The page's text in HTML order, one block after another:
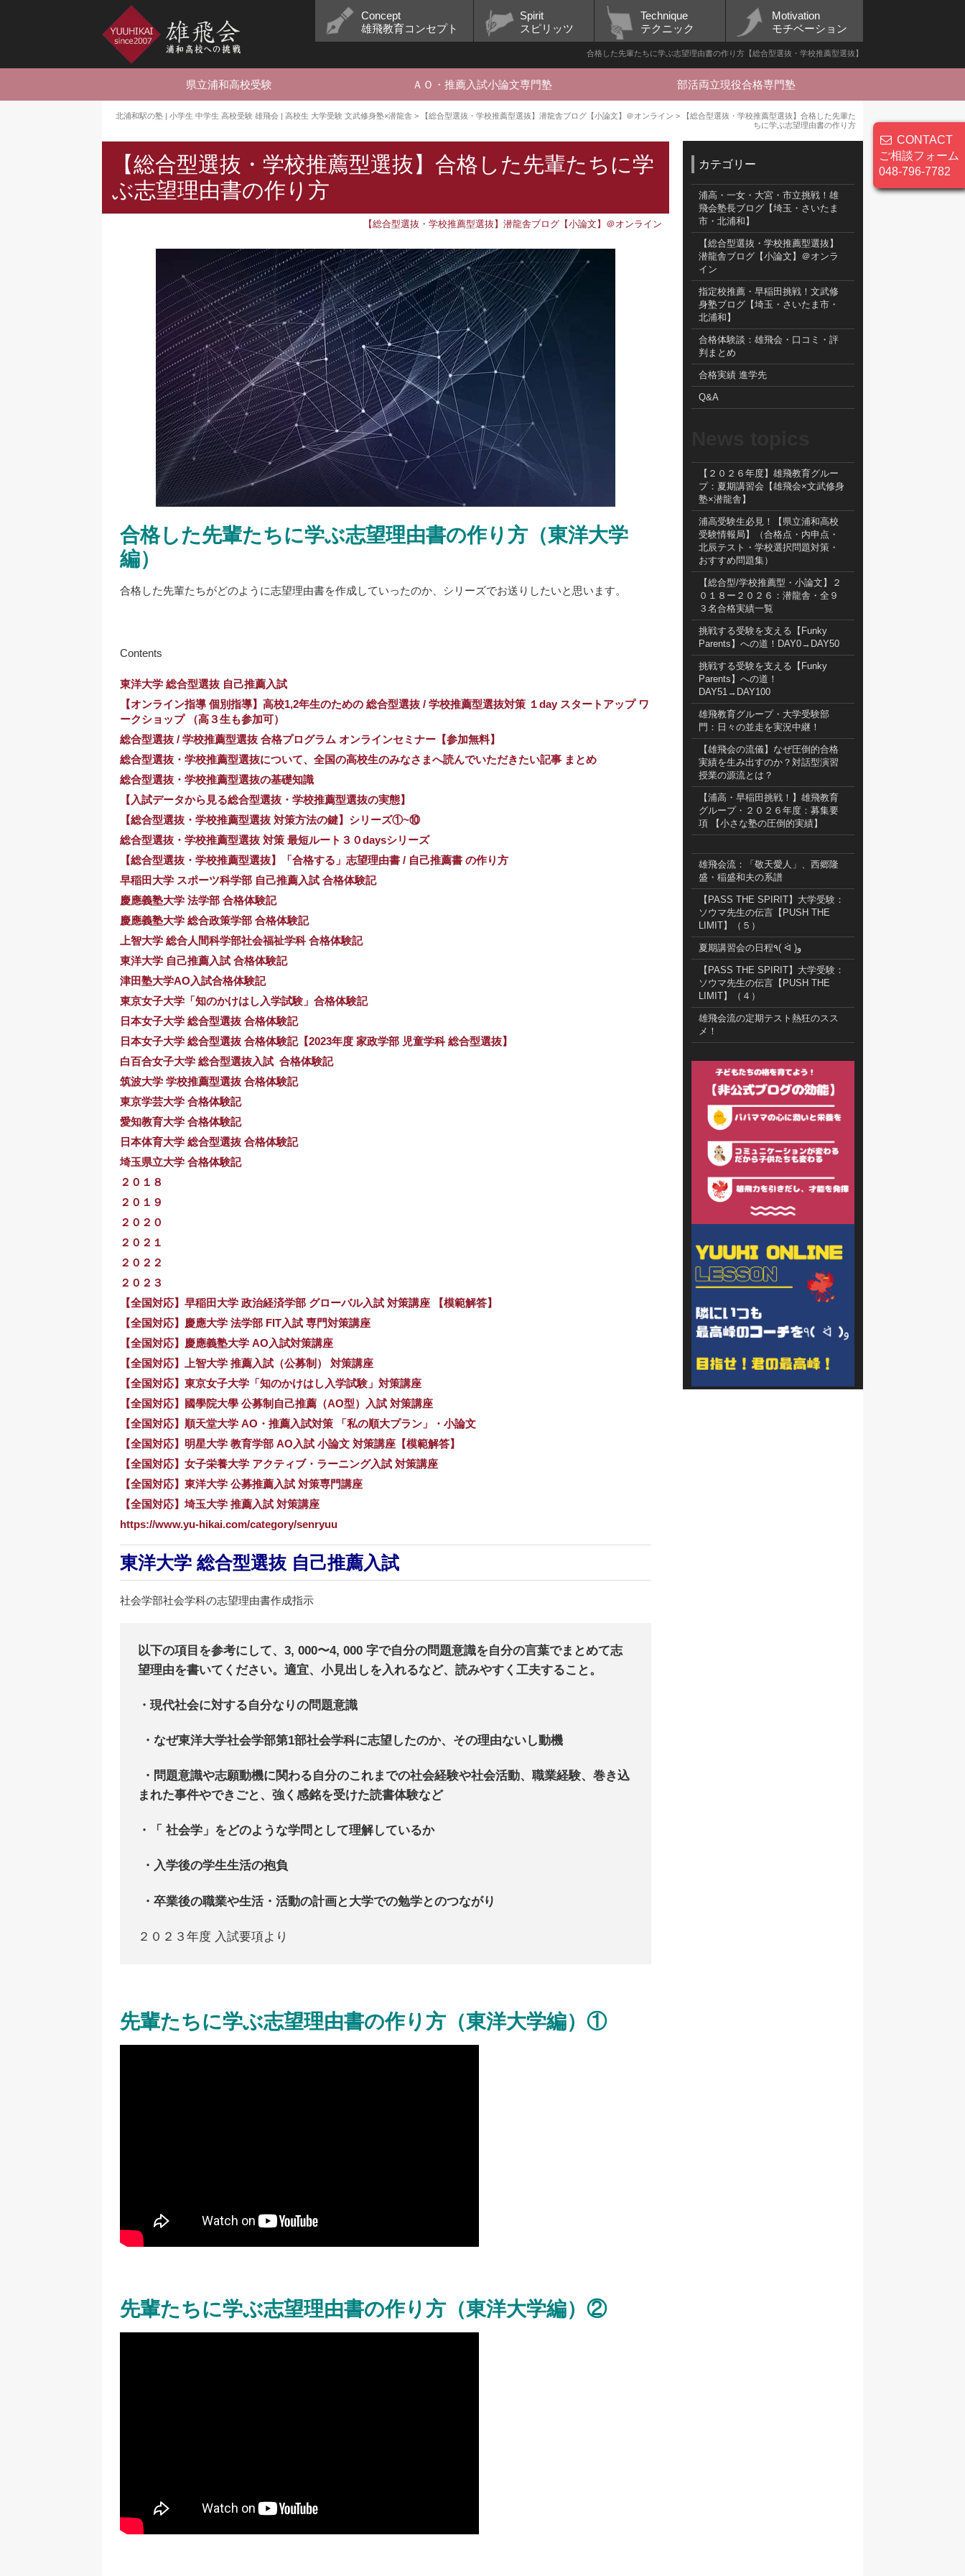
Concept
雄飛教育コンセプト
Spirit
スピリッツ
Technique
テクニック
Motivation
モチベーション
合格した先輩たちに学ぶ志望理由書の作り方【総合型選抜・学校推薦型選抜】
県立浦和高校受験 ＡＯ・推薦入試小論文専門塾 部活両立現役合格専門塾
CONTACT
ご相談フォーム
048-796-7782
北浦和駅の塾 | 小学生 中学生 高校受験 雄飛会 | 高校生 大学受験 文武修身塾×潜龍舎 > 【総合型選抜・学校推薦型選抜】潜龍舎ブログ【小論文】＠オンライン >
【総合型選抜・学校推薦型選抜】合格した先輩た
ちに学ぶ志望理由書の作り方
【総合型選抜・学校推薦型選抜】合格した先輩たちに学
ぶ志望理由書の作り方
【総合型選抜・学校推薦型選抜】潜龍舎ブログ【小論文】＠オンライン
合格した先輩たちに学ぶ志望理由書の作り方（東洋大学
編）
合格した先輩たちがどのように志望理由書を作成していったのか、シリーズでお送りしたいと思います。
Contents
東洋大学 総合型選抜 自己推薦入試
【オンライン指導 個別指導】高校1,2年生のための 総合型選抜 / 学校推薦型選抜対策 １day スタートアップ ワ
ークショップ （高３生も参加可）
総合型選抜 / 学校推薦型選抜 合格プログラム オンラインセミナー【参加無料】
総合型選抜・学校推薦型選抜について、全国の高校生のみなさまへ読んでいただきたい記事 まとめ
総合型選抜・学校推薦型選抜の基礎知識
【入試データから見る総合型選抜・学校推薦型選抜の実態】
【総合型選抜・学校推薦型選抜 対策方法の鍵】シリーズ①~⑩
総合型選抜・学校推薦型選抜 対策 最短ルート３０daysシリーズ
【総合型選抜・学校推薦型選抜】「合格する」志望理由書 / 自己推薦書 の作り方
早稲田大学 スポーツ科学部 自己推薦入試 合格体験記
慶應義塾大学 法学部 合格体験記
慶應義塾大学 総合政策学部 合格体験記
上智大学 総合人間科学部社会福祉学科 合格体験記
東洋大学 自己推薦入試 合格体験記
津田塾大学AO入試合格体験記
東京女子大学「知のかけはし入学試験」合格体験記
日本女子大学 総合型選抜 合格体験記
日本女子大学 総合型選抜 合格体験記【2023年度 家政学部 児童学科 総合型選抜】
白百合女子大学 総合型選抜入試 合格体験記
筑波大学 学校推薦型選抜 合格体験記
東京学芸大学 合格体験記
愛知教育大学 合格体験記
日本体育大学 総合型選抜 合格体験記
埼玉県立大学 合格体験記
２０１８
２０１９
２０２０
２０２１
２０２２
２０２３
【全国対応】早稲田大学 政治経済学部 グローバル入試 対策講座 【模範解答】
【全国対応】慶應大学 法学部 FIT入試 専門対策講座
【全国対応】慶應義塾大学 AO入試対策講座
【全国対応】上智大学 推薦入試（公募制） 対策講座
【全国対応】東京女子大学「知のかけはし入学試験」対策講座
【全国対応】國學院大學 公募制自己推薦（AO型）入試 対策講座
【全国対応】順天堂大学 AO・推薦入試対策 「私の順大プラン」・小論文
【全国対応】明星大学 教育学部 AO入試 小論文 対策講座【模範解答】
【全国対応】女子栄養大学 アクティブ・ラーニング入試 対策講座
【全国対応】東洋大学 公募推薦入試 対策専門講座
【全国対応】埼玉大学 推薦入試 対策講座
https://www.yu-hikai.com/category/senryuu
東洋大学 総合型選抜 自己推薦入試
社会学部社会学科の志望理由書作成指示
以下の項目を参考にして、3, 000〜4, 000 字で自分の問題意識を自分の言葉でまとめて志
望理由を書いてください。適宜、小見出しを入れるなど、読みやすく工夫すること。
・現代社会に対する自分なりの問題意識
・なぜ東洋大学社会学部第1部社会学科に志望したのか、その理由ないし動機
・問題意識や志願動機に関わる自分のこれまでの社会経験や社会活動、職業経験、巻き込
まれた事件やできごと、強く感銘を受けた読書体験など
・「 社会学」をどのような学問として理解しているか
・入学後の学生生活の抱負
・卒業後の職業や生活・活動の計画と大学での勉学とのつながり
２０２３年度 入試要項より
先輩たちに学ぶ志望理由書の作り方（東洋大学編）①
先輩たちに学ぶ志望理由書の作り方（東洋大学編）②
カテゴリー
浦高・一女・大宮・市立挑戦！雄
飛会塾長ブログ【埼玉・さいたま
市・北浦和】
【総合型選抜・学校推薦型選抜】
潜龍舎ブログ【小論文】＠オンラ
イン
指定校推薦・早稲田挑戦！文武修
身塾ブログ【埼玉・さいたま市・
北浦和】
合格体験談：雄飛会・口コミ・評
判まとめ
合格実績 進学先
Q&A
【２０２６年度】雄飛教育グルー
プ：夏期講習会【雄飛会×文武修身
塾×潜龍舎】
浦高受験生必見！【県立浦和高校
受験情報局】（合格点・内申点・
北辰テスト・学校選択問題対策・
おすすめ問題集）
【総合型/学校推薦型・小論文】２
０１８ー２０２６：潜龍舎・全９
３名合格実績一覧
挑戦する受験を支える【Funky
Parents】への道！DAY0→DAY50
挑戦する受験を支える【Funky
Parents】への道！
DAY51→DAY100
雄飛教育グループ・大学受験部
門：日々の並走を実況中継！
【雄飛会の流儀】なぜ圧倒的合格
実績を生み出すのか？対話型演習
授業の源流とは？
【浦高・早稲田挑戦！】雄飛教育
グループ・２０２６年度：募集要
項 【小さな塾の圧倒的実績】
雄飛会流：「敬天愛人」、西郷隆
盛・稲盛和夫の系譜
【PASS THE SPIRIT】大学受験：
ソウマ先生の伝言【PUSH THE
LIMIT】（５）
夏期講習会の日程٩( ᐛ )و
【PASS THE SPIRIT】大学受験：
ソウマ先生の伝言【PUSH THE
LIMIT】（４）
雄飛会流の定期テスト熱狂のスス
メ！